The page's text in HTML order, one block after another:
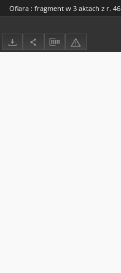
Ofiara : fragment w 3 aktach z r. 46